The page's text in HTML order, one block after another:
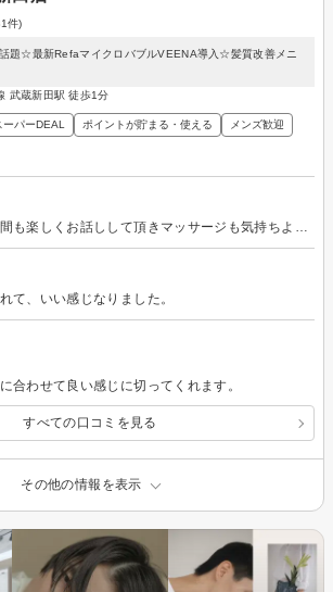
件)
話題☆最新RefaマイクロバブルVEENA導入☆髪質改善メニ
武蔵新田駅 徒歩1分
ーパーDEAL ポイントが貯まる・使える メンズ歓迎
髪を切って頂いている間も楽しくお話しして頂きマッサージも気持ちよくて素敵な癒しのお時間を頂きました。また利用させて頂こうと思います。
て、いい感じなりました。
合わせて良い感じに切ってくれます。
すべての口コミを見る
その他の情報を表示